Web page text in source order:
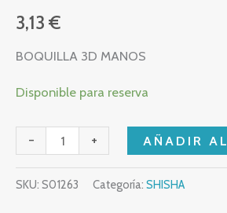
3,13 €
BOQUILLA 3D MANOS
Disponible para reserva
- + AÑADIR
SKU: S01263 Categoría: SHISHA